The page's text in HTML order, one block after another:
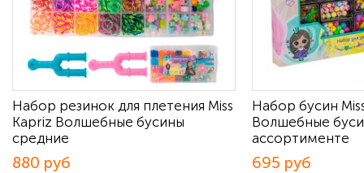
Набор резинок для плетения Miss
Kapriz Волшебные бусины
средние
880 руб
Набор бусин
Волшебные
ассортименте
695 руб